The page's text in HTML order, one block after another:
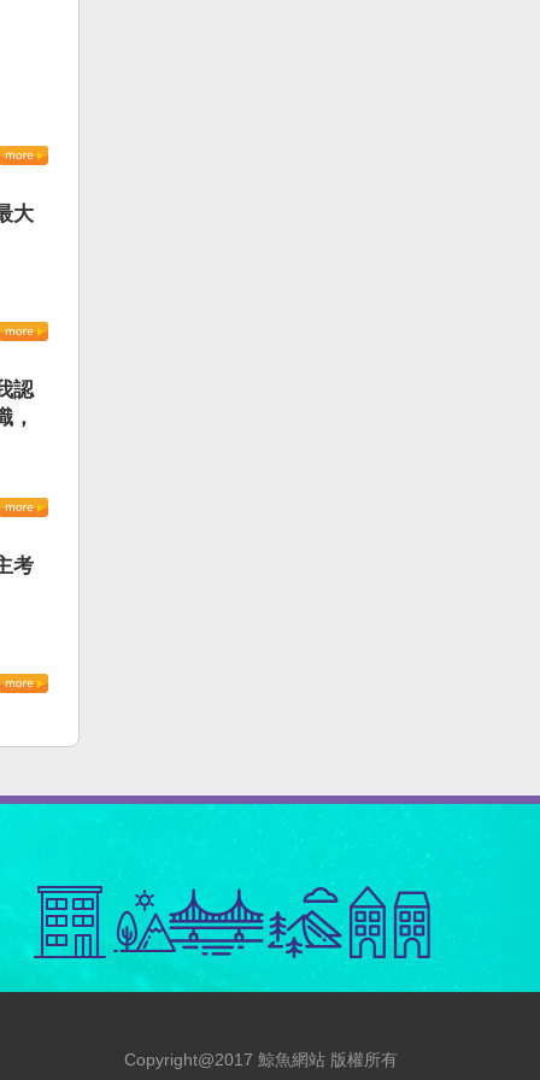
大
認
，
考
Copyright@2017 鯨魚網站 版權所有